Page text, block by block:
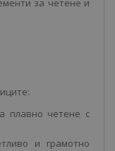
за четене и
плавно четене с
и грамотно